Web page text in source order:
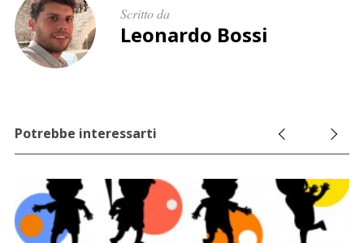
Scritto da
Leonardo Bossi
Potrebbe interessarti